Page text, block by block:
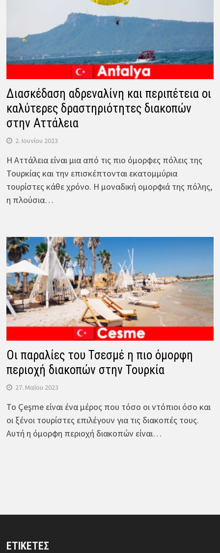
Διασκέδαση αδρεναλίνη και περιπέτεια οι
καλύτερες δραστηριότητες διακοπών
στην Αττάλεια
2. Ιουνίου 2023
Η Αττάλεια είναι μια από τις πιο όμορφες πόλεις της
Τουρκίας και την επισκέπτονται εκατομμύρια
τουρίστες κάθε χρόνο. Η μοναδική ομορφιά της πόλης,
η πλούσια…
Οι παραλίες του Τσεσμέ η πιο όμορφη
περιοχή διακοπών στην Τουρκία
27. Μαΐου 2023
Το Çeşme είναι ένα μέρος που τόσο οι ντόπιοι όσο και
οι ξένοι τουρίστες επιλέγουν για τις διακοπές τους.
Αυτή η όμορφη περιοχή διακοπών είναι…
ΕΤΙΚΈΤΕΣ